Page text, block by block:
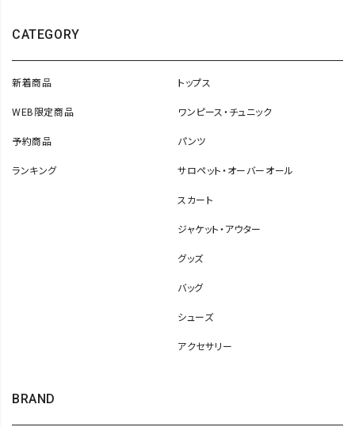
CATEGORY
新着商品
WEB限定商品
予約商品
ランキング
トップス
ワンピース・チュニック
パンツ
サロペット・オーバーオール
スカート
ジャケット・アウター
グッズ
バッグ
シューズ
アクセサリー
BRAND